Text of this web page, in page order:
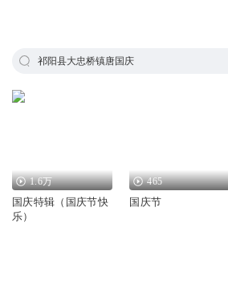
祁阳县大忠桥镇唐国庆
1.6万
国庆特辑（国庆节快
乐）
465
国庆节